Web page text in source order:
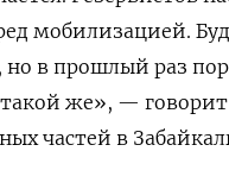
мобилизацией.
но в прошлый раз
же», —
частей в